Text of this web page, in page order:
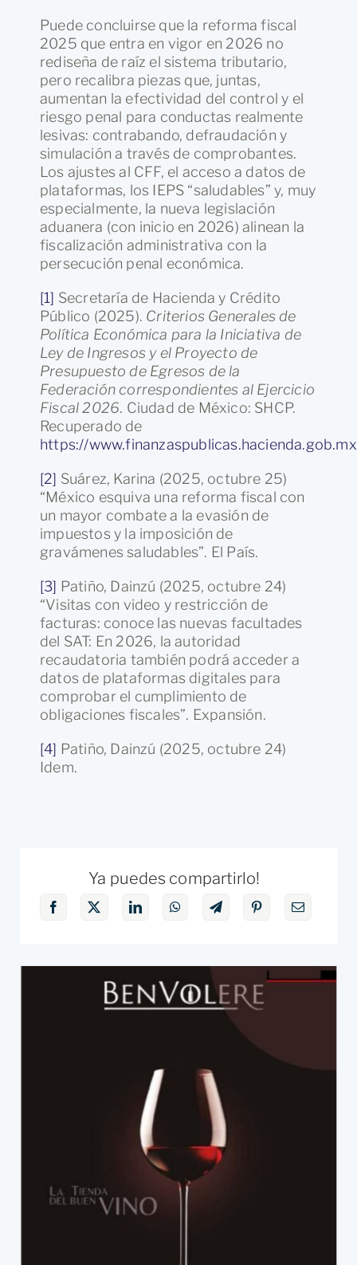
Puede concluirse que la reforma fiscal
2025 que entra en vigor en 2026 no
rediseña de raíz el sistema tributario,
pero recalibra piezas que, juntas,
aumentan la efectividad del control y el
riesgo penal para conductas realmente
lesivas: contrabando, defraudación y
simulación a través de comprobantes.
Los ajustes al CFF, el acceso a datos de
plataformas, los IEPS “saludables” y, muy
especialmente, la nueva legislación
aduanera (con inicio en 2026) alinean la
fiscalización administrativa con la
persecución penal económica.
[1] Secretaría de Hacienda y Crédito
Público (2025). Criterios Generales de
Política Económica para la Iniciativa de
Ley de Ingresos y el Proyecto de
Presupuesto de Egresos de la
Federación correspondientes al Ejercicio
Fiscal 2026. Ciudad de México: SHCP.
Recuperado de
https://
[2] Suárez, Karina (2025, octubre 25)
“México esquiva una reforma fiscal con
un mayor combate a la evasión de
impuestos y la imposición de
gravámenes saludables”. El País.
[3] Patiño, Dainzú (2025, octubre 24)
“Visitas con video y restricción de
facturas: conoce las nuevas facultades
del SAT: En 2026, la autoridad
recaudatoria también podrá acceder a
datos de plataformas digitales para
comprobar el cumplimiento de
obligaciones fiscales”. Expansión.
[4] Patiño, Dainzú (2025, octubre 24)
Idem.
Ya puedes compartirlo!